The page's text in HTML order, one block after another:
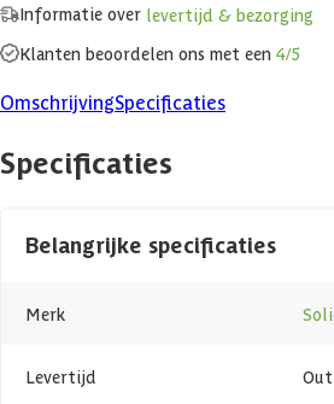
Informatie over levertijd & bezorging
Klanten beoordelen ons met een 4/5
OmschrijvingSpecificaties
Specificaties
Belangrijke specificaties
Merk
Levertijd